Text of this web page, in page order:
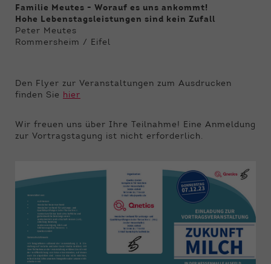
Familie Meutes - Worauf es uns ankommt!
Hohe Lebenstagsleistungen sind kein Zufall
Peter Meutes
Rommersheim / Eifel
Den Flyer zur Veranstaltungen zum Ausdrucken
finden Sie hier
Wir freuen uns über Ihre Teilnahme! Eine Anmeldung
zur Vortragstagung ist nicht erforderlich.